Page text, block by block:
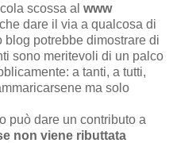
scossa al www
dare il via a qualcosa di
blog potrebbe dimostrare di
sono meritevoli di un palco
a tanti, a tutti,
ma solo
può dare un contributo a
non viene ributtata